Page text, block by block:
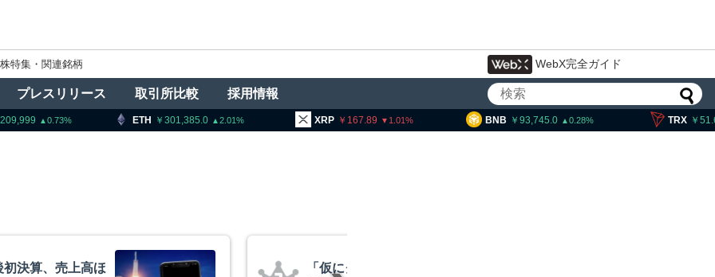
株特集・関連銘柄 WebX完全ガイド
プレスリリース 取引所比較 採用情報
ETH 301,385.0 XRP 167.89 BNB 93,745.0 TRX 51.67
ー法不成立でも仮
中国主導のブロックチェーン規格、